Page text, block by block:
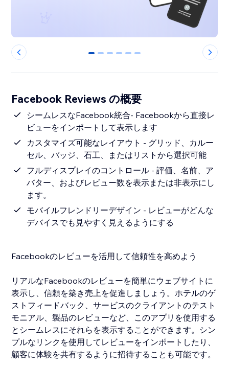
0 1 2 3 4 5
Facebook Reviews の概要
シームレスなFacebook統合- Facebookから直接レ
ビューをインポートして表示します
カスタマイズ可能なレイアウト - グリッド、カルー
セル、バッジ、石工、またはリストから選択可能
フルディスプレイのコントロール - 評価、名前、ア
バター、およびレビュー数を表示または非表示にし
ます。
モバイルフレンドリーデザイン - レビューがどんな
デバイスでも見やすく見えるようにする
Facebookのレビューを活用して信頼性を高めよう
リアルなFacebookのレビューを簡単にウェブサイトに
表示し、信頼を築き売上を促進しましょう。ホテルのゲ
ストフィードバック、サービスのクライアントのテスト
モニアル、製品のレビューなど、このアプリを使用する
とシームレスにそれらを表示することができます。シン
プルなリンクを使用してレビューをインポートしたり、
顧客に体験を共有するように招待することも可能です。